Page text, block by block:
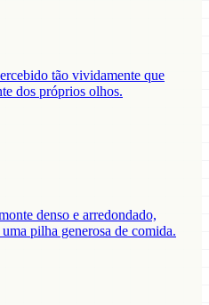
tão vividamente que
dos próprios olhos.
denso e arredondado,
pilha generosa de comida.